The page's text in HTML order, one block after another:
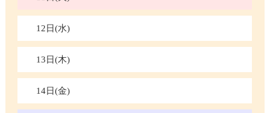
12日(水)
13日(木)
14日(金)